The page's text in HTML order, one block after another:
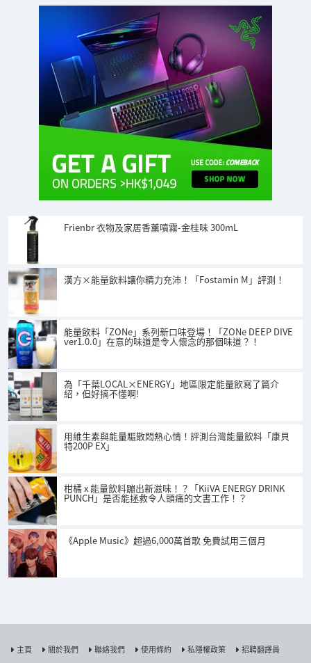
Frienbr 衣物及家居香薰噴霧-金桂味 300mL
漢方×能量飲料讓你精力充沛！「Fostamin M」評測！
能量飲料「ZONe」系列新口味登場！「ZONe DEEP DIVE
ver1.0.0」在意的味道是令人懷念的那個味道？！
為「千葉LOCAL×ENERGY」地區限定能量飲寫了篇介
紹，但好搞不懂啊!
用維生素與能量驅散悶熱心情！評測台灣能量飲料「康貝
特200P EX」
柑橘 x 能量飲料蹦出新滋味！？「KiiVA ENERGY DRINK
PUNCH」是否能拯救令人頭痛的文書工作！？
《Apple Music》超過6,000萬首歌 免費試用三個月
主頁 關於我們 聯絡我們 使用條約 私隱權政策 招聘翻譯員